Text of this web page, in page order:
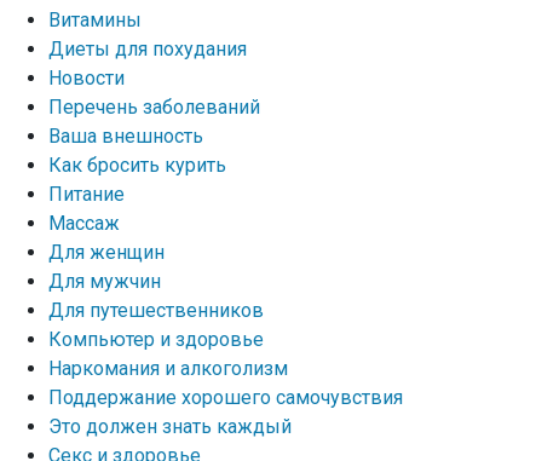
Витамины
Диеты для похудания
Новости
Перечень заболеваний
Ваша внешность
Как бросить курить
Питание
Массаж
Для женщин
Для мужчин
Для путешественников
Компьютер и здоровье
Наркомания и алкоголизм
Поддержание хорошего самочувствия
Это должен знать каждый
Секс и здоровье